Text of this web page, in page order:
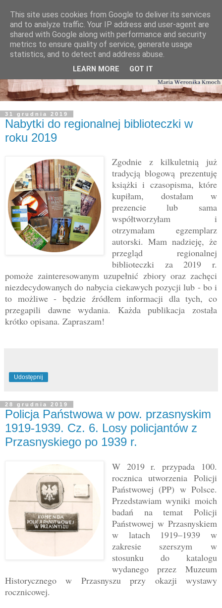
31 grudnia 2019
Nabytki do regionalnej biblioteczki w
roku 2019
Zgodnie z kilkuletnią już
tradycją blogową prezentuję
książki i czasopisma, które
kupiłam, dostałam w
prezencie lub sama
współtworzyłam i
otrzymałam egzemplarz
autorski. Mam nadzieję, że
przegląd regionalnej
biblioteczki za 2019 r.
pomoże zainteresowanym uzupełnić zbiory oraz zachęci
niezdecydowanych do nabycia ciekawych pozycji lub - bo i
to możliwe - będzie źródłem informacji dla tych, co
przegapili dawne wydania. Każda publikacja została
krótko opisana. Zapraszam!
Udostępnij
28 grudnia 2019
Policja Państwowa w pow. przasnyskim
1919-1939. Cz. 6. Losy policjantów z
Przasnyskiego po 1939 r.
W 2019 r. przypada 100.
rocznica utworzenia Policji
Państwowej (PP) w Polsce.
Przedstawiam wyniki moich
badań na temat Policji
Państwowej w Przasnyskiem
w latach 1919–1939 w
zakresie szerszym w
stosunku do katalogu
wydanego przez Muzeum
Historycznego w Przasnyszu przy okazji wystawy
rocznicowej.
This site uses cookies from Google to deliver its services
and to analyze traffic. Your IP address and user-agent are
shared with Google along with performance and security
metrics to ensure quality of service, generate usage
statistics, and to detect and address abuse.
LEARN MORE GOT IT